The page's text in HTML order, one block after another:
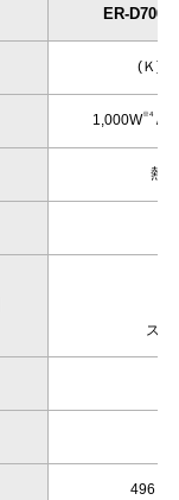
ER-
(Ｋ)
1,000W※4 /
熱
ス
496